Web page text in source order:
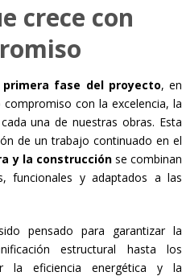
crece con
primera fase del proyecto, en
con la excelencia, la
una de nuestras obras. Esta
de un trabajo continuado en el
y la construcciónse combinan
funcionales y adaptados a las
pensado para garantizar la
estructural hasta los
la eficiencia energética y la